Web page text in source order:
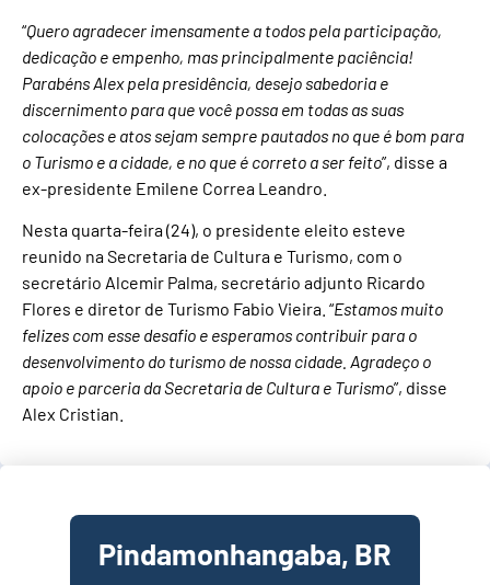
“Quero agradecer imensamente a todos pela participação,
dedicação e empenho, mas principalmente paciência!
Parabéns Alex pela presidência, desejo sabedoria e
discernimento para que você possa em todas as suas
colocações e atos sejam sempre pautados no que é bom para
o Turismo e a cidade, e no que é correto a ser feito”, disse a
ex-presidente Emilene Correa Leandro.
Nesta quarta-feira (24), o presidente eleito esteve
reunido na Secretaria de Cultura e Turismo, com o
secretário Alcemir Palma, secretário adjunto Ricardo
Flores e diretor de Turismo Fabio Vieira. “Estamos muito
felizes com esse desafio e esperamos contribuir para o
desenvolvimento do turismo de nossa cidade. Agradeço o
apoio e parceria da Secretaria de Cultura e Turismo”, disse
Alex Cristian.
Pindamonhangaba, BR